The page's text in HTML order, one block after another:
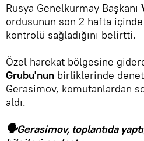
Rusya Genelkurmay Başkanı
ordusunun son 2 hafta
kontrolü sağladığını belirtti.
Özel harekat bölgesine
Grubu'nun birliklerinde
Gerasimov, komutanlardan
aldı.
🗣Gerasimov, toplantıda